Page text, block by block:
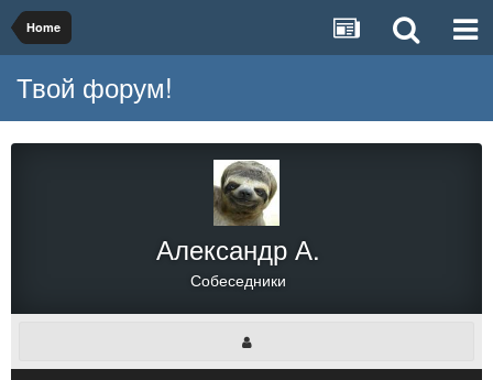
Home
Твой форум!
Александр А.
Собеседники